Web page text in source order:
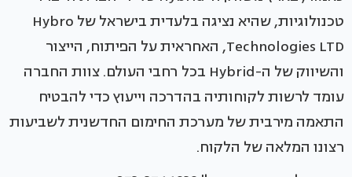
טכנולוגיות, שהיא נציגה בלעדית בישראל של Hybro
Technologies LTD, האחראית על הפיתוח, הייצור
והשיווק של ה-Hybrid בכל רחבי העולם. צוות החברה
עומד לרשות לקוחותיה בהדרכה וייעוץ כדי להבטיח
התאמה מירבית של מערכת החימום החדשנית לשביעות
רצונו המלאה של הלקוח.